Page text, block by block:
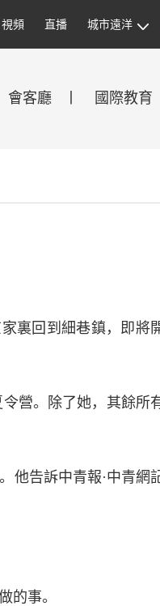
視頻 直播 城市遠洋
會客廳 國際教育
裏回到細巷鎮，即將
營。除了她，其餘所
他告訴中青報·中青網
的事。